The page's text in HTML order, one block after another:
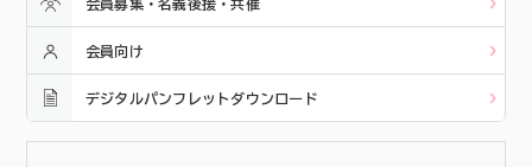
会員募集・名義後援・共催
会員向け
デジタルパンフレットダウンロード